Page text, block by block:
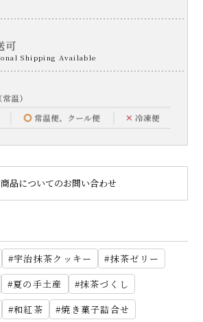
商品についてのお問い合わせ
宇治抹茶クッキー
抹茶ゼリー
夏の手土産
抹茶づくし
和紅茶
焼き菓子詰合せ